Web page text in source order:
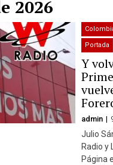
2026
Portada
Y
admin
Julio
Radio y
Página